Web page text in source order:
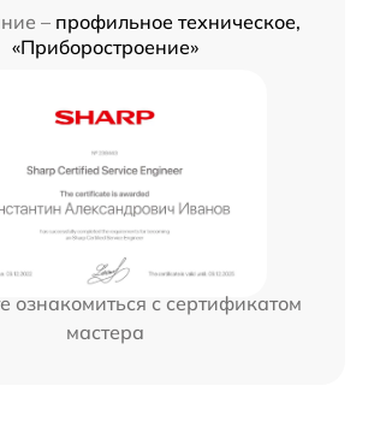
– профильное техническое,
«Приборостроение»
ознакомиться с сертификатом
мастера